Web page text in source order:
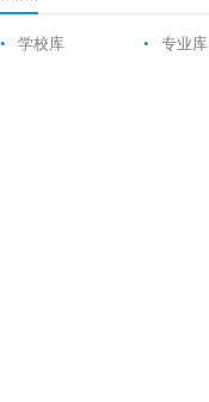
• 学校库 • 专业库